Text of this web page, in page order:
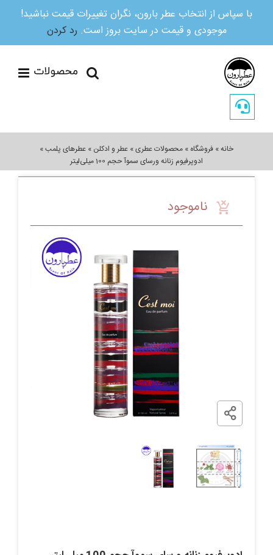
با سپاس از انتخاب عطر بارون، نگران تغییرات قیمت نباشید!
موجودی و قیمت در سایت بروز است. رد کردن
content
خانه» فروشگاه » محصولات عطری» عطر و ادکلن » عطرهای پلمب»
ادوپرفیوم زنانه ورسای سموآ حجم 100 میلی‌لیتر
ناموجود